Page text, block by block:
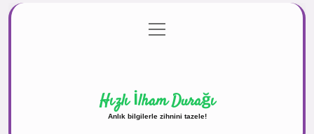
Gizlilik Politikası
menüyü
aç
Hızlı İlham Durağı
Anlık bilgilerle zihnini tazele!